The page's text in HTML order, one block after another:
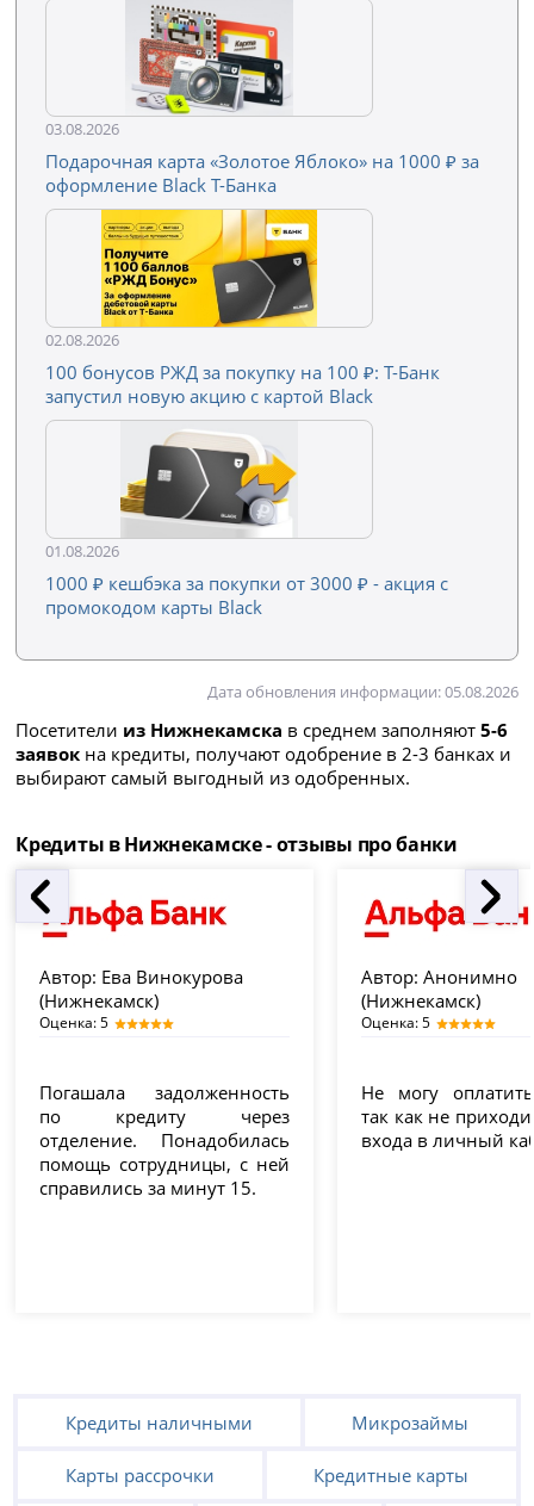
03.08.2026
Подарочная карта «Золотое Яблоко» на 1000 ₽ за
оформление Black Т-Банка
02.08.2026
100 бонусов РЖД за покупку на 100 ₽: Т-Банк
запустил новую акцию с картой Black
01.08.2026
1000 ₽ кешбэка за покупки от 3000 ₽ - акция с
промокодом карты Black
Дата обновления информации: 05.08.2026
Посетители из Нижнекамска в среднем заполняют5-6
заявок на кредиты, получают одобрение в 2-3 банках и
выбирают самый выгодный из одобренных.
Кредиты наличными Микрозаймы
Карты рассрочки Кредитные карты
Кредиты в Нижнекамске - отзывы про банки
Автор: Ева Винокурова
(Нижнекамск)
Оценка: 5
Погашала задолженность
по кредиту через
отделение. Понадобилась
помощь сотрудницы, с ней
справились за минут 15.
Автор: Анонимно
(Нижнекамск)
Оценка: 5
Не могу
так как не
входа в личный